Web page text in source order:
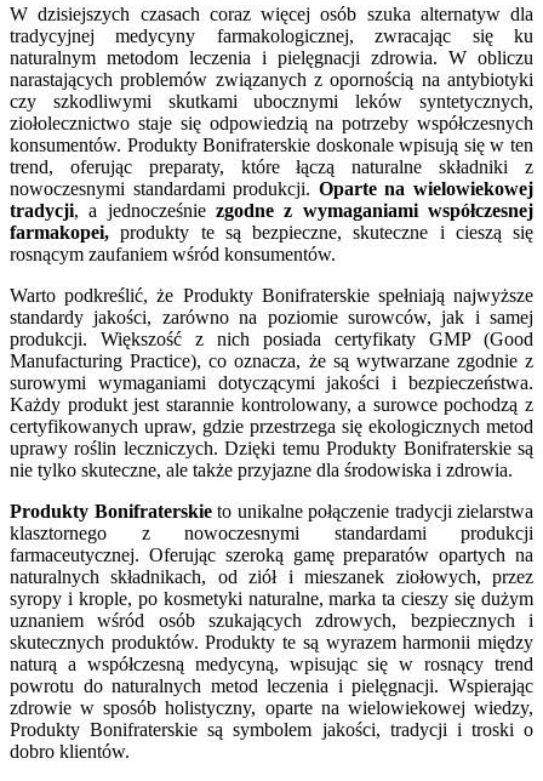
W dzisiejszych czasach coraz więcej osób szuka alternatyw dla
tradycyjnej medycyny farmakologicznej, zwracając się ku
naturalnym metodom leczenia i pielęgnacji zdrowia. W obliczu
narastających problemów związanych z opornością na antybiotyki
czy szkodliwymi skutkami ubocznymi leków syntetycznych,
ziołolecznictwo staje się odpowiedzią na potrzeby współczesnych
konsumentów. Produkty Bonifraterskie doskonale wpisują się w ten
trend, oferując preparaty, które łączą naturalne składniki z
nowoczesnymi standardami produkcji. Oparte na wielowiekowej
tradycji, a jednocześnie zgodne z wymaganiami współczesnej
farmakopei, produkty te są bezpieczne, skuteczne i cieszą się
rosnącym zaufaniem wśród konsumentów.
Warto podkreślić, że Produkty Bonifraterskie spełniają najwyższe
standardy jakości, zarówno na poziomie surowców, jak i samej
produkcji. Większość z nich posiada certyfikaty GMP (Good
Manufacturing Practice), co oznacza, że są wytwarzane zgodnie z
surowymi wymaganiami dotyczącymi jakości i bezpieczeństwa.
Każdy produkt jest starannie kontrolowany, a surowce pochodzą z
certyfikowanych upraw, gdzie przestrzega się ekologicznych metod
uprawy roślin leczniczych. Dzięki temu Produkty Bonifraterskie są
nie tylko skuteczne, ale także przyjazne dla środowiska i zdrowia.
Produkty Bonifraterskieto unikalne połączenie tradycji zielarstwa
klasztornego z nowoczesnymi standardami produkcji
farmaceutycznej. Oferując szeroką gamę preparatów opartych na
naturalnych składnikach, od ziół i mieszanek ziołowych, przez
syropy i krople, po kosmetyki naturalne, marka ta cieszy się dużym
uznaniem wśród osób szukających zdrowych, bezpiecznych i
skutecznych produktów. Produkty te są wyrazem harmonii między
naturą a współczesną medycyną, wpisując się w rosnący trend
powrotu do naturalnych metod leczenia i pielęgnacji. Wspierając
zdrowie w sposób holistyczny, oparte na wielowiekowej wiedzy,
Produkty Bonifraterskie są symbolem jakości, tradycji i troski o
dobro klientów.